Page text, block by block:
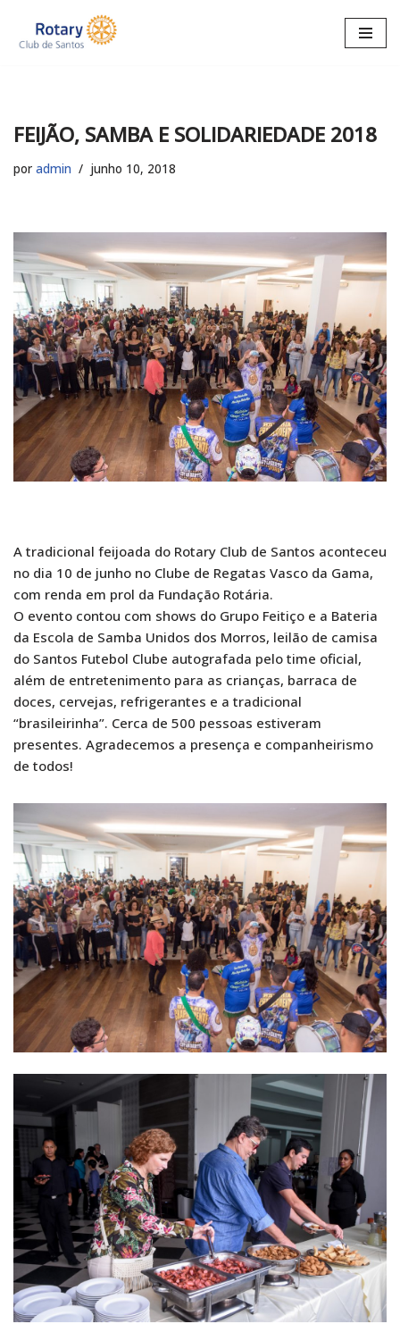
Pular
FEIJÃO, SAMBA E SOLIDARIEDADE 2018
por admin junho 10, 2018
A tradicional feijoada do Rotary Club de Santos aconteceu
no dia 10 de junho no Clube de Regatas Vasco da Gama,
com renda em prol da Fundação Rotária.
O evento contou com shows do Grupo Feitiço e a Bateria
da Escola de Samba Unidos dos Morros, leilão de camisa
do Santos Futebol Clube autografada pelo time oficial,
além de entretenimento para as crianças, barraca de
doces, cervejas, refrigerantes e a tradicional
“brasileirinha”. Cerca de 500 pessoas estiveram
presentes. Agradecemos a presença e companheirismo
de todos!